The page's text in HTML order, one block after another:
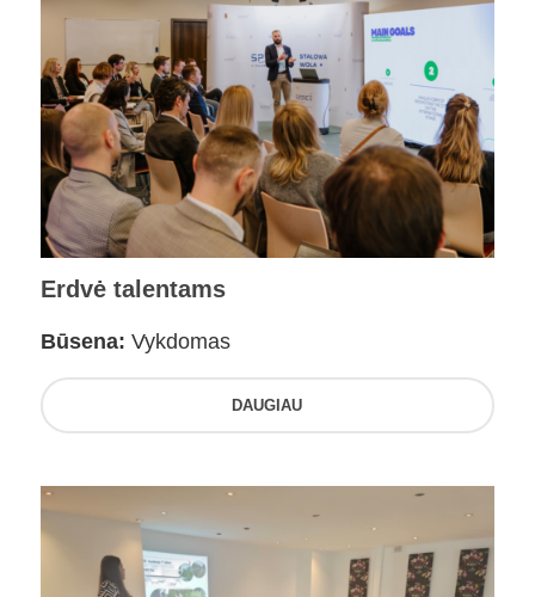
Erdvė talentams
Būsena: Vykdomas
DAUGIAU